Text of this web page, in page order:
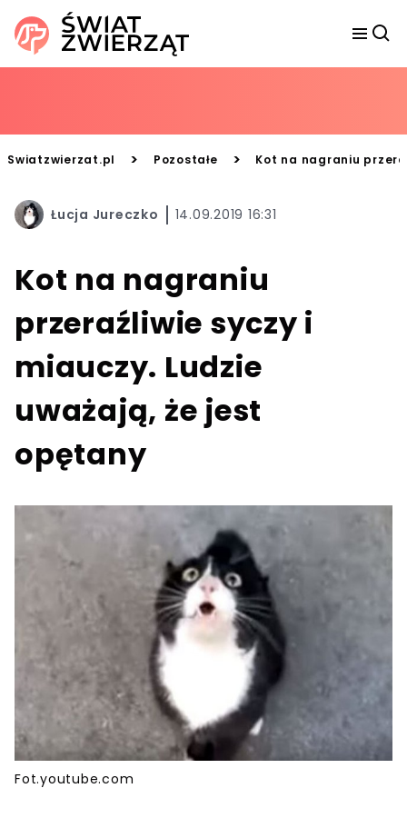
Swiatzwierzat.pl > Pozostałe > Kot na nagraniu
Łucja Jureczko 14.09.2019 16:31
Kot na nagraniu
przeraźliwie syczy i
miauczy. Ludzie
uważają, że jest
opętany
Fot.youtube.com